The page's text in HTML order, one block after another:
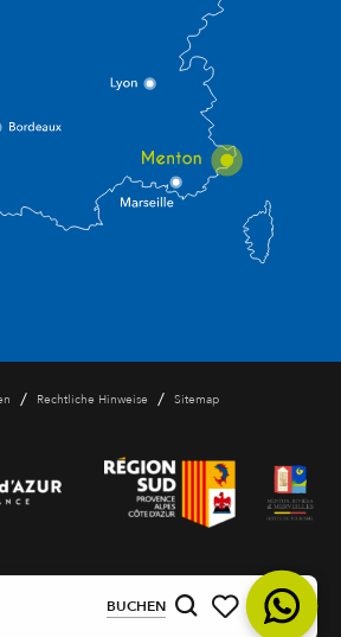
BUCHEN DE
/ Rechtliche Hinweise / Sitemap